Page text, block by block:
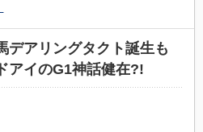
デアリングタクト誕生も
アイのG1神話健在?!